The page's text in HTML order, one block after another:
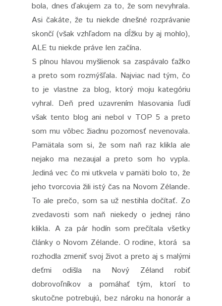
bola, dnes ďakujem za to, že som nevyhrala.
Asi čakáte, že tu niekde dnešné rozprávanie
skončí (však vzhľadom na dĺžku by aj mohlo),
ALE tu niekde práve len začína.
S plnou hlavou myšlienok sa zaspávalo ťažko
a preto som rozmýšľala. Najviac nad tým, čo
to je vlastne za blog, ktorý moju kategóriu
vyhral. Deň pred uzavrením hlasovania ľudí
však tento blog ani nebol v TOP 5 a preto
som mu vôbec žiadnu pozornosť nevenovala.
Pamätala som si, že som naň raz klikla ale
nejako ma nezaujal a preto som ho vypla.
Jediná vec čo mi utkvela v pamäti bolo to, že
jeho tvorcovia žili istý čas na Novom Zélande.
To ale prečo, som sa už nestihla dočítať. Zo
zvedavosti som naň niekedy o jednej ráno
klikla. A za pár hodín som prečítala všetky
články o Novom Zélande. O rodine, ktorá sa
rozhodla zmeniť svoj život a preto aj s malými
deťmi odišla na Nový Zéland robiť
dobrovoľníkov a pomáhať tým, ktorí to
skutočne potrebujú, bez nároku na honorár a